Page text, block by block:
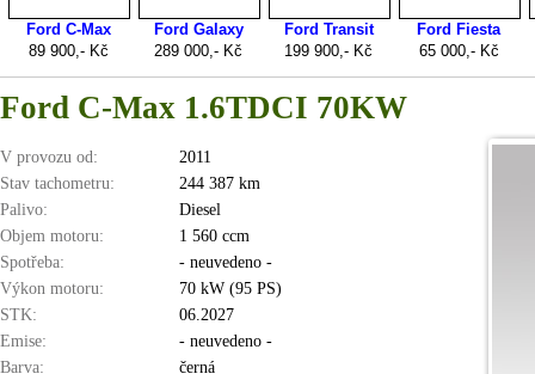
Ford C-Max 1.6TDCI 70KW
V provozu od:
2011
Stav tachometru:
244 387 km
Palivo:
Diesel
Objem motoru:
1 560 ccm
Spotřeba:
- neuvedeno -
Výkon motoru:
70 kW (95 PS)
STK:
06.2027
Emise:
- neuvedeno -
Barva:
černá